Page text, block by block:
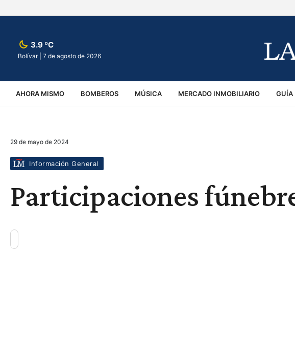
3.9 ºC
Bolívar | 7 de agosto de 2026
AHORA MISMO BOMBEROS MÚSICA MERCADO INMOBILIARIO GUÍA
VIRALES ACCIDENTES
29 de mayo de 2024
Información General
Participaciones